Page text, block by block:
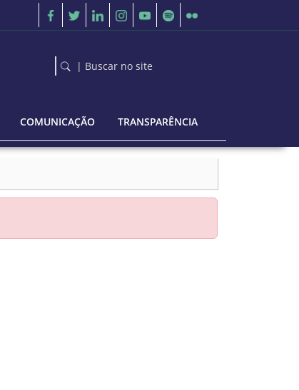
| Buscar no site
COMUNICAÇÃO TRANSPARÊNCIA